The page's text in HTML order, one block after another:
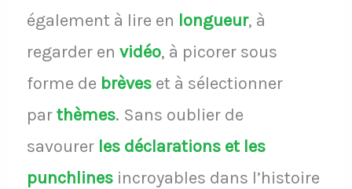
également à lire en longueur, à
regarder en vidéo, à picorer sous
forme de brèveset à sélectionner
parthèmes. Sans oublier de
savourer les déclarations et les
punchlinesincroyables dans l’histoire